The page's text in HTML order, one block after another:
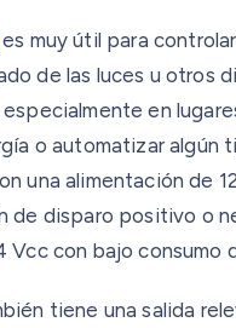
es muy útil para
de las luces u otros
en
o automatizar algún
una alimentación de
de disparo positivo o
Vcc con bajo consumo
tiene una salida